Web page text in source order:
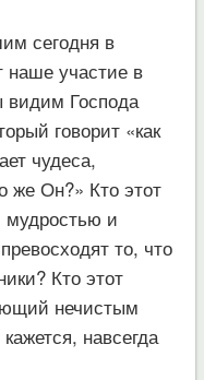
сегодня в
наше участие в
видим Господа
говорит «как
чудеса,
же Он?» Кто этот
мудростью и
то, что
Кто этот
нечистым
навсегда